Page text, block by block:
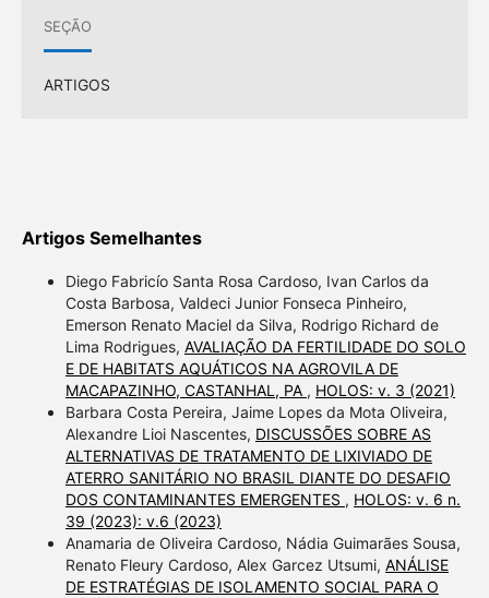
SEÇÃO
ARTIGOS
Artigos Semelhantes
Diego Fabricío Santa Rosa Cardoso, Ivan Carlos da
Costa Barbosa, Valdeci Junior Fonseca Pinheiro,
Emerson Renato Maciel da Silva, Rodrigo Richard de
Lima Rodrigues, AVALIAÇÃO DA FERTILIDADE DO SOLO
E DE HABITATS AQUÁTICOS NA AGROVILA DE
MACAPAZINHO, CASTANHAL, PA , HOLOS: v. 3 (2021)
Barbara Costa Pereira, Jaime Lopes da Mota Oliveira,
Alexandre Lioi Nascentes, DISCUSSÕES SOBRE AS
ALTERNATIVAS DE TRATAMENTO DE LIXIVIADO DE
ATERRO SANITÁRIO NO BRASIL DIANTE DO DESAFIO
DOS CONTAMINANTES EMERGENTES , HOLOS: v. 6 n.
39 (2023): v.6 (2023)
Anamaria de Oliveira Cardoso, Nádia Guimarães Sousa,
Renato Fleury Cardoso, Alex Garcez Utsumi, ANÁLISE
DE ESTRATÉGIAS DE ISOLAMENTO SOCIAL PARA O